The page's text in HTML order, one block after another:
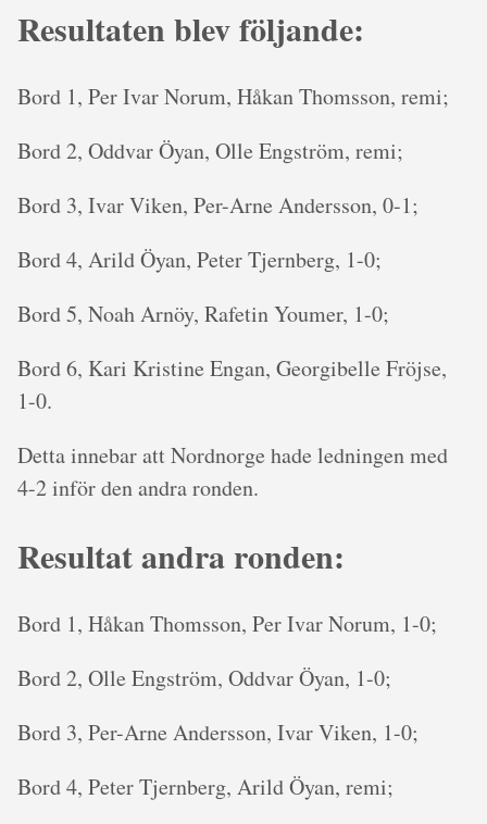
Resultaten blev följande:
Bord 1, Per Ivar Norum, Håkan Thomsson, remi;
Bord 2, Oddvar Öyan, Olle Engström, remi;
Bord 3, Ivar Viken, Per-Arne Andersson, 0-1;
Bord 4, Arild Öyan, Peter Tjernberg, 1-0;
Bord 5, Noah Arnöy, Rafetin Youmer, 1-0;
Bord 6, Kari Kristine Engan, Georgibelle Fröjse,
1-0.
Detta innebar att Nordnorge hade ledningen med
4-2 inför den andra ronden.
Resultat andra ronden:
Bord 1, Håkan Thomsson, Per Ivar Norum, 1-0;
Bord 2, Olle Engström, Oddvar Öyan, 1-0;
Bord 3, Per-Arne Andersson, Ivar Viken, 1-0;
Bord 4, Peter Tjernberg, Arild Öyan, remi;